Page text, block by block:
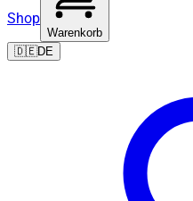
Shop
Warenkorb
🇩🇪DE